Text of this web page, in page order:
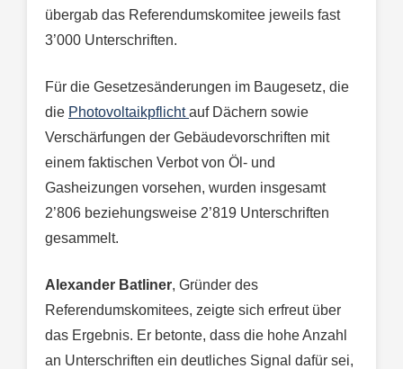
übergab das Referendumskomitee jeweils fast
3’000 Unterschriften.
Für die Gesetzesänderungen im Baugesetz, die
die Photovoltaikpflichtauf Dächern sowie
Verschärfungen der Gebäudevorschriften mit
einem faktischen Verbot von Öl- und
Gasheizungen vorsehen, wurden insgesamt
2’806 beziehungsweise 2’819 Unterschriften
gesammelt.
Alexander Batliner, Gründer des
Referendumskomitees, zeigte sich erfreut über
das Ergebnis. Er betonte, dass die hohe Anzahl
an Unterschriften ein deutliches Signal dafür sei,